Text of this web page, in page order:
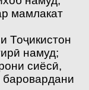
мамлакат
Тоҷикистон
намуд;
сиёсӣ,